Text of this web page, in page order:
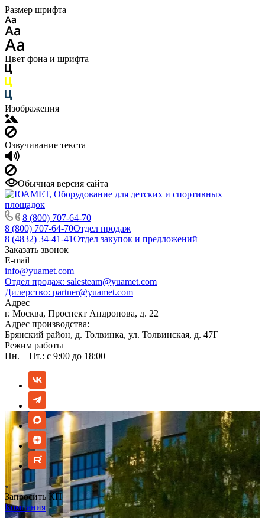
Размер шрифта
Цвет фона и шрифта
Изображения
Озвучивание текста
Обычная версия сайта
8 (800) 707-64-70
8 (800) 707-64-70Отдел продаж
8 (4832) 34-41-41Отдел закупок и предложений
Заказать звонок
E-mail
info@yuamet.com
Отдел продаж: salesteam@yuamet.com
Дилерство: partner@yuamet.com
Адрес
г. Москва, Проспект Андропова, д. 22
Адрес производства:
Брянский район, д. Толвинка, ул. Толвинская, д. 47Г
Режим работы
Пн. – Пт.: с 9:00 до 18:00
Запросить КП
Компания